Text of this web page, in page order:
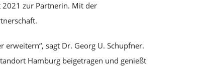
2021 zur Partnerin. Mit der
sagt Dr. Georg U. Schupfner.
Hamburg beigetragen und genießt